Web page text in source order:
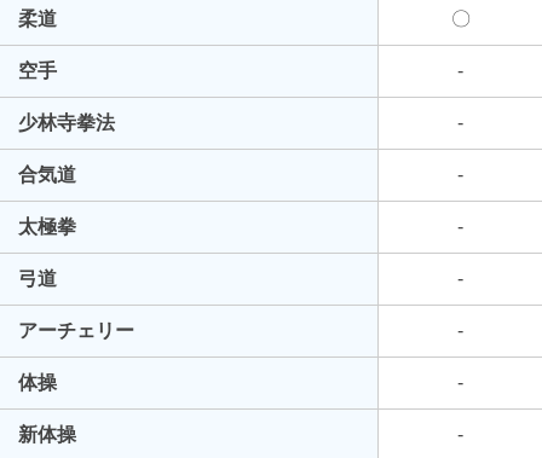
柔道 〇
空手 -
少林寺拳法 -
合気道 -
太極拳 -
弓道 -
アーチェリー -
体操 -
新体操 -